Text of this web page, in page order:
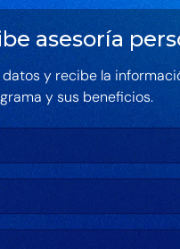
asesoría
datos y recibe la
y sus beneficios.